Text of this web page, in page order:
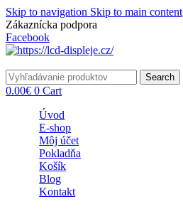
Skip to navigation Skip to main content
Zákaznícka podpora
Facebook
Search
0.00€ 0 Cart
Úvod
E-shop
Môj účet
Pokladňa
Košík
Blog
Kontakt